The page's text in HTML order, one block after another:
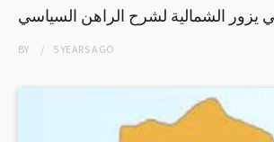
يزور الشمالية لشرح الراهن السياسي
BY 5 YEARSAGO